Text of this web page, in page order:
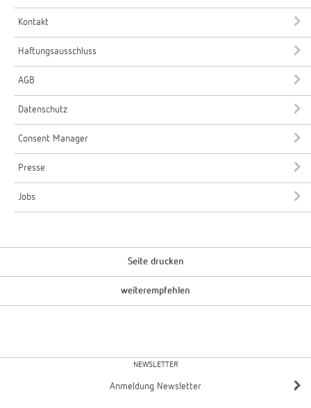
Kontakt
Haftungsausschluss
AGB
Datenschutz
Consent Manager
Presse
Jobs
Seite drucken
weiterempfehlen
NEWSLETTER
Anmeldung Newsletter